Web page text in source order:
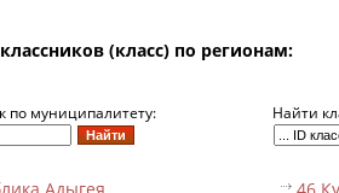
(класс) по регионам:
по муниципалитету: Найти